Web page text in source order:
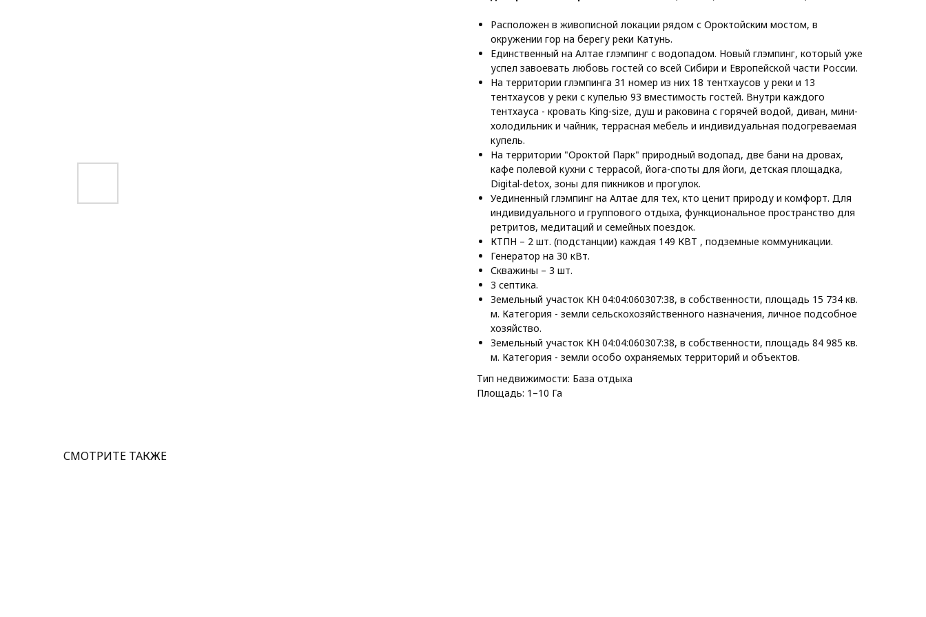
Расположен в живописной локации рядом с Ороктойским мостом, в
окружении гор на берегу реки Катунь.
Единственный на Алтае глэмпинг с водопадом. Новый глэмпинг, который уже
успел завоевать любовь гостей со всей Сибири и Европейской части России.
На территории глэмпинга 31 номер из них 18 тентхаусов у реки и 13
тентхаусов у реки с купелью 93 вместимость гостей. Внутри каждого
тентхауса - кровать King-size, душ и раковина с горячей водой, диван, мини-
холодильник и чайник, террасная мебель и индивидуальная подогреваемая
купель.
На территории "Ороктой Парк" природный водопад, две бани на дровах,
кафе полевой кухни с террасой, йога-споты для йоги, детская площадка,
Digital-detox, зоны для пикников и прогулок.
Уединенный глэмпинг на Алтае для тех, кто ценит природу и комфорт. Для
индивидуального и группового отдыха, функциональное пространство для
ретритов, медитаций и семейных поездок.
КТПН – 2 шт. (подстанции) каждая 149 КВТ , подземные коммуникации.
Генератор на 30 кВт.
Скважины – 3 шт.
3 септика.
Земельный участок КН 04:04:060307:38, в собственности, площадь 15 734 кв.
м. Категория - земли сельскохозяйственного назначения, личное подсобное
хозяйство.
Земельный участок КН 04:04:060307:38, в собственности, площадь 84 985 кв.
м. Категория - земли особо охраняемых территорий и объектов.
Тип недвижимости: База отдыха
Площадь: 1–10 Га
СМОТРИТЕ ТАКЖЕ